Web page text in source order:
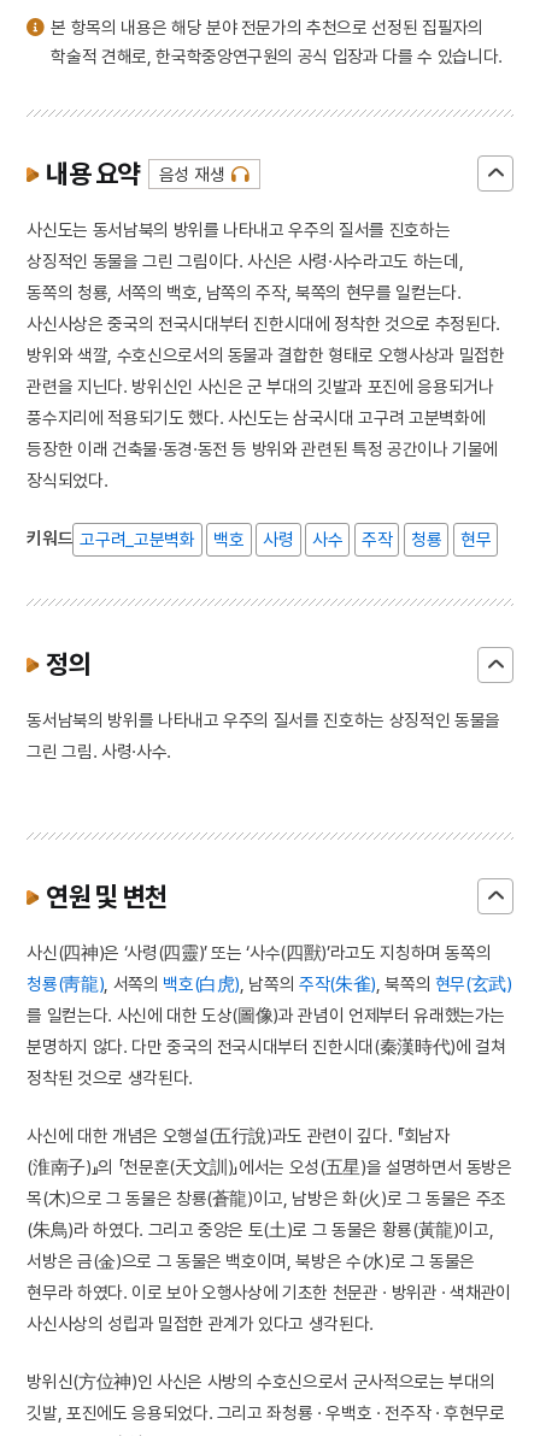
본 항목의 내용은 해당 분야 전문가의 추천으로 선정된 집필자의
학술적 견해로, 한국학중앙연구원의 공식 입장과 다를 수 있습니다.
내용 요약 음성 재생
사신도는 동서남북의 방위를 나타내고 우주의 질서를 진호하는
상징적인 동물을 그린 그림이다. 사신은 사령·사수라고도 하는데,
동쪽의 청룡, 서쪽의 백호, 남쪽의 주작, 북쪽의 현무를 일컫는다.
사신사상은 중국의 전국시대부터 진한시대에 정착한 것으로 추정된다.
방위와 색깔, 수호신으로서의 동물과 결합한 형태로 오행사상과 밀접한
관련을 지닌다. 방위신인 사신은 군 부대의 깃발과 포진에 응용되거나
풍수지리에 적용되기도 했다. 사신도는 삼국시대 고구려 고분벽화에
등장한 이래 건축물·동경·동전 등 방위와 관련된 특정 공간이나 기물에
장식되었다.
키워드 고구려_고분벽화 백호 사령 사수 주작 청룡 현무
정의
동서남북의 방위를 나타내고 우주의 질서를 진호하는 상징적인 동물을
그린 그림. 사령·사수.
연원 및 변천
사신(四神)은 ‘사령(四靈)’ 또는 ‘사수(四獸)’라고도 지칭하며 동쪽의
청룡(靑龍) , 서쪽의 백호(白虎) , 남쪽의주작(朱雀) , 북쪽의 현무(玄武)
를 일컫는다. 사신에 대한 도상(圖像)과 관념이 언제부터 유래했는가는
분명하지 않다. 다만 중국의 전국시대부터 진한시대(秦漢時代)에 걸쳐
정착된 것으로 생각된다.
사신에 대한 개념은 오행설(五行說)과도 관련이 깊다. 『회남자
(淮南子)』의 「천문훈(天文訓)」에서는 오성(五星)을 설명하면서 동방은
목(木)으로 그 동물은 창룡(蒼龍)이고, 남방은 화(火)로 그 동물은 주조
(朱鳥)라 하였다. 그리고 중앙은 토(土)로 그 동물은 황룡(黃龍)이고,
서방은 금(金)으로 그 동물은 백호이며, 북방은 수(水)로 그 동물은
현무라 하였다. 이로 보아 오행사상에 기초한 천문관 · 방위관 · 색채관이
사신사상의 성립과 밀접한 관계가 있다고 생각된다.
방위신(方位神)인 사신은 사방의 수호신으로서 군사적으로는 부대의
깃발, 포진에도 응용되었다. 그리고 좌청룡 · 우백호 · 전주작 · 후현무로